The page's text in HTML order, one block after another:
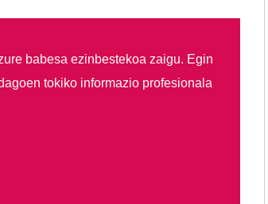
babesa ezinbestekoa zaigu. Egin
tokiko informazio profesionala